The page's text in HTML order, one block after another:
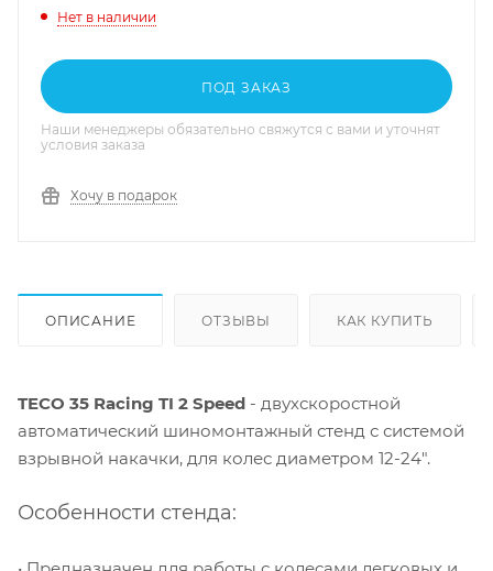
Нет в наличии
ПОД ЗАКАЗ
Наши менеджеры обязательно свяжутся с вами и уточнят
условия заказа
Хочу в подарок
ОПИСАНИЕ ОТЗЫВЫ КАК КУПИТЬ
TECO 35 Racing TI 2 Speed - двухскоростной
автоматический шиномонтажный стенд с системой
взрывной накачки, для колес диаметром 12-24".
Особенности стенда: